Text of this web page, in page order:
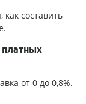
как составить
платных
от 0 до 0,8%.